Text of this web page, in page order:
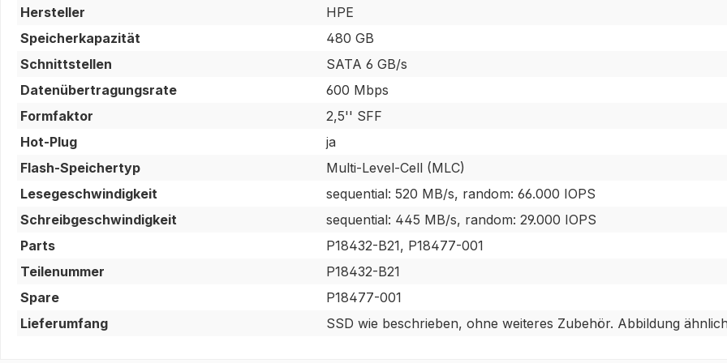
Hersteller
HPE
Speicherkapazität
480 GB
Schnittstellen
SATA 6 GB/s
Datenübertragungsrate
600 Mbps
Formfaktor
2,5'' SFF
Hot-Plug
ja
Flash-Speichertyp
Multi-Level-Cell (MLC)
Lesegeschwindigkeit
sequential: 520 MB/s, random: 66.000 IOPS
Schreibgeschwindigkeit
sequential: 445 MB/s, random: 29.000 IOPS
Parts
P18432-B21, P18477-001
Teilenummer
P18432-B21
Spare
P18477-001
Lieferumfang
SSD wie beschrieben, ohne weiteres Zubehör. Abbildung